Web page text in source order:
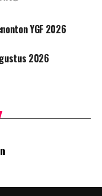
YGF 2026
2026